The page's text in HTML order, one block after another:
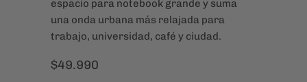
17”
✓ Diseño liviano, flexible y adaptable
✓ Ganchos en la tapa para cerrar mejor
✓ Tela impermeable para el uso diario